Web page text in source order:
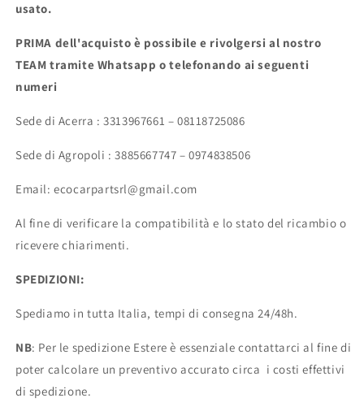
usato.
PRIMA dell'acquisto è possibile e rivolgersi al nostro
TEAM tramite Whatsapp o telefonando ai seguenti
numeri
Sede di Acerra : 3313967661 – 08118725086
Sede di Agropoli : 3885667747 – 0974838506
Email: ecocarpartsrl@gmail.com
Al fine di verificare la compatibilità e lo stato del ricambio o
ricevere chiarimenti.
SPEDIZIONI:
Spediamo in tutta Italia, tempi di consegna 24/48h.
NB: Per le spedizione Estere è essenziale contattarci al fine di
poter calcolare un preventivo accurato circa i costi effettivi
di spedizione.